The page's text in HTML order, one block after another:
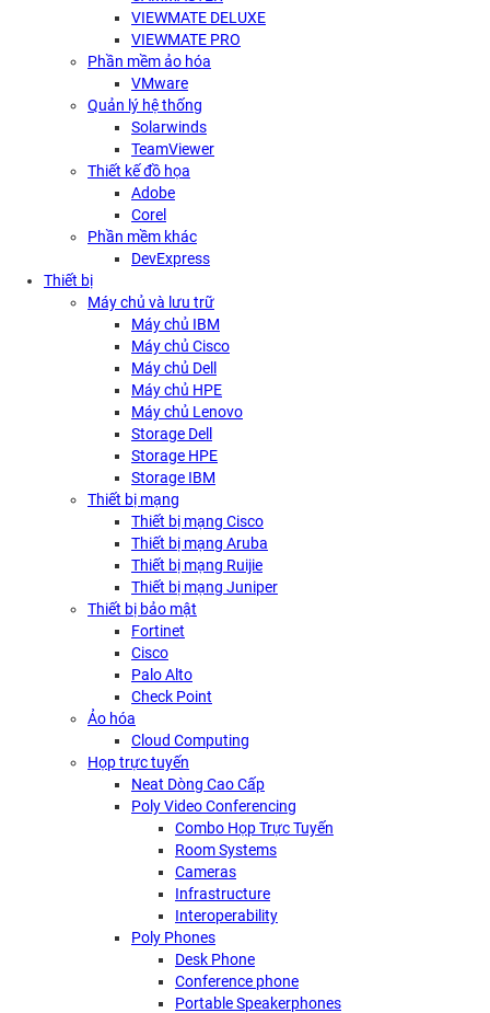
VIEWMATE DELUXE
VIEWMATE PRO
Phần mềm ảo hóa
VMware
Quản lý hệ thống
Solarwinds
TeamViewer
Thiết kế đồ họa
Adobe
Corel
Phần mềm khác
DevExpress
Thiết bị
Máy chủ và lưu trữ
Máy chủ IBM
Máy chủ Cisco
Máy chủ Dell
Máy chủ HPE
Máy chủ Lenovo
Storage Dell
Storage HPE
Storage IBM
Thiết bị mạng
Thiết bị mạng Cisco
Thiết bị mạng Aruba
Thiết bị mạng Ruijie
Thiết bị mạng Juniper
Thiết bị bảo mật
Fortinet
Cisco
Palo Alto
Check Point
Ảo hóa
Cloud Computing
Họp trực tuyến
Neat Dòng Cao Cấp
Poly Video Conferencing
Combo Họp Trực Tuyến
Room Systems
Cameras
Infrastructure
Interoperability
Poly Phones
Desk Phone
Conference phone
Portable Speakerphones